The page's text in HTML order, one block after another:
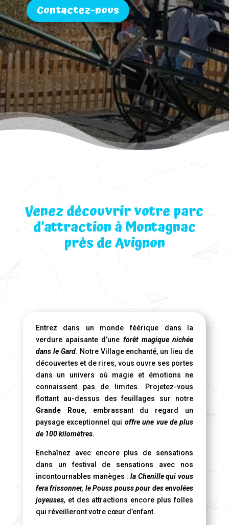
Contactez-nous
Venez découvrir votre parc
d’attraction à Montagnac
près de Avignon
Entrez dans un monde féérique dans la
verdure apaisante d’une forêt magique nichée
dans le Gard. Notre Village enchanté, un lieu de
découvertes et de rires, vous ouvre ses portes
dans un univers où magie et émotions ne
connaissent pas de limites. Projetez-vous
flottant au-dessus des feuillages sur notre
Grande Roue, embrassant du regard un
paysage exceptionnel qui offre une vue de plus
de 100 kilomètres.
Enchaînez avec encore plus de sensations
dans un festival de sensations avec nos
incontournables manèges : la Chenille qui vous
fera frissonner, le Pouss pouss pour des envolées
joyeuses, et des attractions encore plus folles
qui réveilleront votre cœur d’enfant.